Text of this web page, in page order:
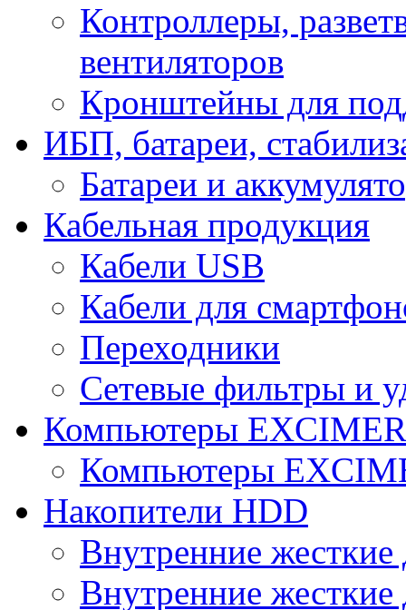
Контроллеры,
вентиляторов
Кронштейны для
ИБП, батареи,
Батареи и
Кабельная продукция
Кабели USB
Кабели для
Переходники
Сетевые фильтры и
Компьютеры
Компьютеры
Накопители HDD
Внутренние
Внутренние